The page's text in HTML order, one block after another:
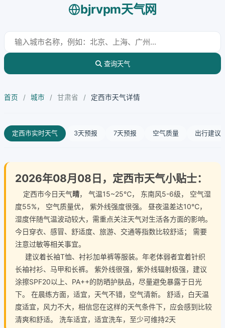
bjrvpm天气网
查询天气
首页 / 城市 / 甘肃省 / 定西市天气详情
定西市实时天气 3天预报 7天预报 空气质量 出行建议
2026年08月08日，定西市天气小贴士：
定西市今日天气晴， 气温15~25℃， 东南风5-6级， 空气湿
度55%， 空气质量优， 紫外线强度很强。 昼夜温差达10℃，
湿度伴随气温波动较大，需重点关注天气对生活各方面的影响。
今日穿衣、感冒、舒适度、旅游、交通等指数比较舒适； 需要
注意过敏等相关事宜。
建议着长袖T恤、衬衫加单裤等服装。年老体弱者宜着针织
长袖衬衫、马甲和长裤。 紫外线很强，紫外线辐射极强，建议
涂擦SPF20以上、PA++的防晒护肤品，尽量避免暴露于日光
下。 在晨练方面，适宜，天气不错，空气清新。 舒适，白天温
度适宜，风力不大，相信您在这样的天气条件下，应会感到比较
清爽和舒适。 洗车适宜，适宜洗车，至少可维持2天